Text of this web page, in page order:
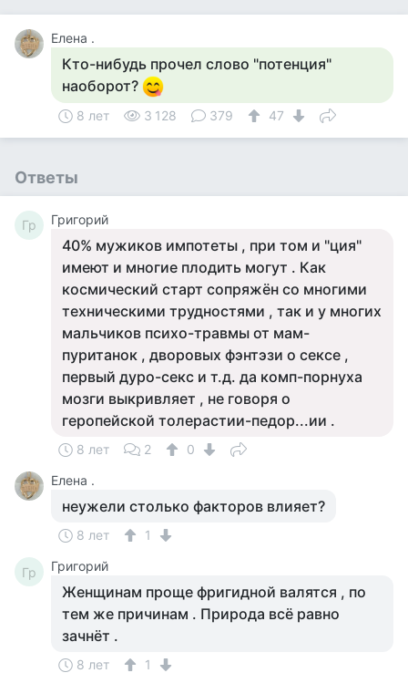
Елена .
Кто-нибудь прочел слово "потенция"
наоборот?
8 лет 3 128 379 47
Ответы
Гр Григорий
40% мужиков импотеты , при том и "ция"
имеют и многие плодить могут . Как
космический старт сопряжён со многими
техническими трудностями , так и у многих
мальчиков психо-травмы от мам-
пуританок , дворовых фэнтэзи о сексе ,
первый дуро-секс и т.д. да комп-порнуха
мозги выкривляет , не говоря о
геропейской толерастии-педор...ии .
8 лет 2
0
Елена .
неужели столько факторов влияет?
8 лет 1
Гр Григорий
Женщинам проще фригидной валятся , по
тем же причинам . Природа всё равно
зачнёт .
8 лет 1